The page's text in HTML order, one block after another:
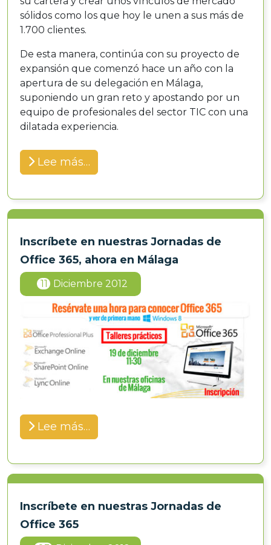
sólidos como los que hoy le unen a sus más de
1.700 clientes.
De esta manera, continúa con su proyecto de
expansión que comenzó hace un año con la
apertura de su delegación en Málaga,
suponiendo un gran reto y apostando por un
equipo de profesionales del sector TIC con una
dilatada experiencia.
Lee más…
Inscríbete en nuestras Jornadas de
Office 365, ahora en Málaga
11 Diciembre 2012
Lee más…
Inscríbete en nuestras Jornadas de
Office 365